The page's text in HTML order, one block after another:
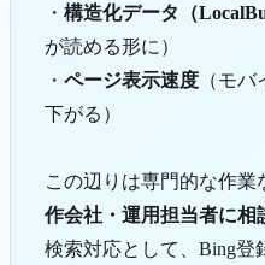
・ 構造化データ（
が読める形に）
・ ページ表示速度 （モ
下がる）
この辺りは専門的な作業
作会社・運用担当者に相
検索対応として、Bing登